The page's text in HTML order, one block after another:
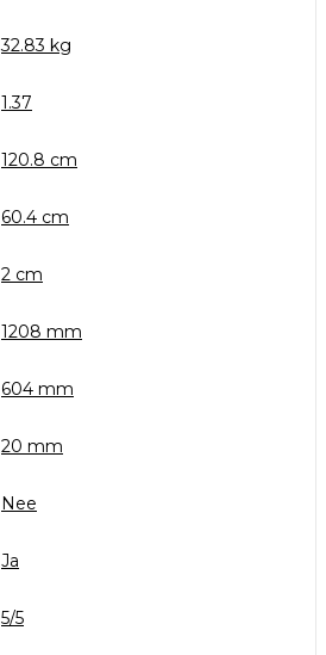
32.83 kg
1.37
120.8 cm
60.4 cm
2 cm
1208 mm
604 mm
20 mm
Nee
Ja
5/5